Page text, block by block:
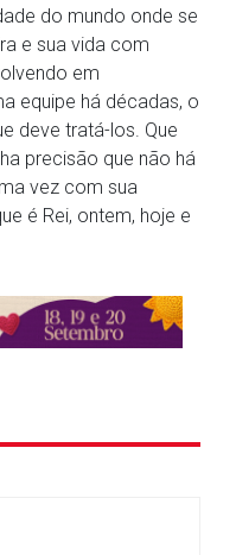
do mundo onde se
e sua vida com
em
equipe há décadas, o
deve tratá-los. Que
precisão que não há
vez com sua
é Rei, ontem, hoje e